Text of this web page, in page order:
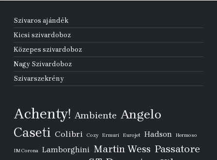
Szivaros ajándék
Kicsi szivardoboz
Közepes szivardoboz
Nagy Szivardoboz
Szivarszekrény
Achenty! Ambiente Angelo
Caseti Colibri Cozy Ermuri Eurojet Hadson Hermoso
IM Corona Lamborghini Martin Wess Passatore